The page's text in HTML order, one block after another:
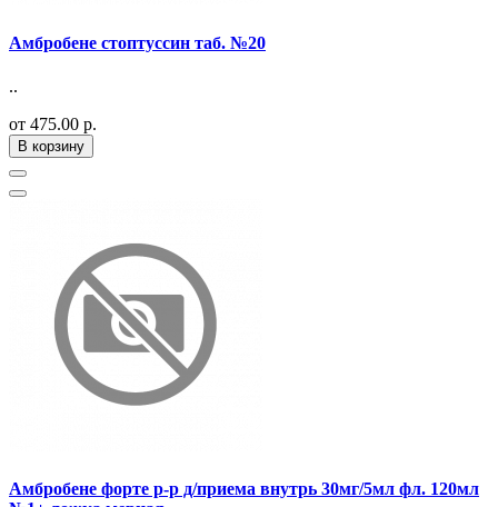
Амбробене стоптуссин таб. №20
..
от 475.00 р.
В корзину
Амбробене форте р-р д/приема внутрь 30мг/5мл фл. 120мл